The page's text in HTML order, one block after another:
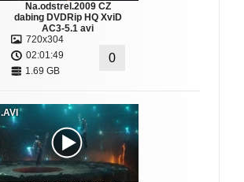
Na.odstrel.2009 CZ
dabing DVDRip HQ XviD
AC3-5.1 avi
720x304
02:01:49
1.69 GB
0
.AVI